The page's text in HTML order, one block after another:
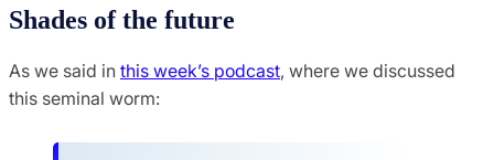
Shades of the future
As we said in this week’s podcast, where we discussed
this seminal worm: